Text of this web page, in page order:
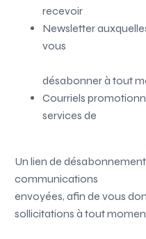
recevoir
Newsletter
vous
désabonner à tout
Courriels
services de
Un lien de
communications
envoyées, afin de vous
sollicitations à tout